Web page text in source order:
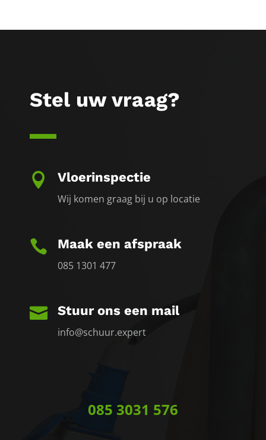
Stel uw vraag?
 Vloerinspectie
Wij komen graag bij u op locatie
 Maak een afspraak
085 1301 477
 Stuur ons een mail
info@schuur.expert
085 3031 576